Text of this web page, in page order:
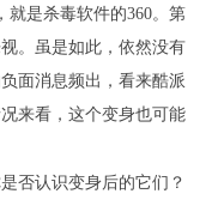
就是杀毒软件的360。第
。虽是如此，依然没有
面消息频出，看来酷派
来看，这个变身也可能